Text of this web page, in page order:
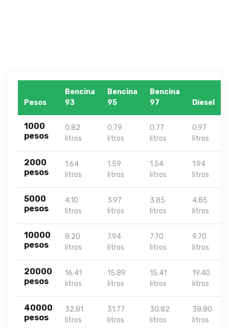
Pesos
Bencina
93
Bencina
95
Bencina
97
Diesel
1000
pesos
0.82
litros
0.79
litros
0.77
litros
0.97
litros
2000
pesos
1.64
litros
1.59
litros
1.54
litros
1.94
litros
5000
pesos
4.10
litros
3.97
litros
3.85
litros
4.85
litros
10000
pesos
8.20
litros
7.94
litros
7.70
litros
9.70
litros
20000
pesos
16.41
litros
15.89
litros
15.41
litros
19.40
litros
40000
pesos
32.81
litros
31.77
litros
30.82
litros
38.80
litros